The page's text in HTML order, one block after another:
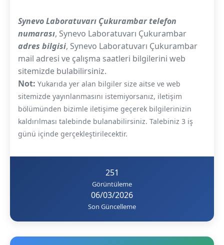
Synevo Laboratuvarı Çukurambar telefon
numarası, Synevo Laboratuvarı Çukurambar
adres bilgisi, Synevo Laboratuvarı Çukurambar
mail adresi ve çalışma saatleri bilgilerini web
sitemizde bulabilirsiniz.
Not: Yukarıda yer alan bilgiler size aitse ve web
sitemizde yayınlanmasını istemiyorsanız, iletişim
bölümünden bizimle iletişime geçerek bilgilerinizin
kaldırılması talebinde bulanabilirsiniz. Talebiniz 3 iş
günü içinde gerçekleştirilecektir.
251
Görüntüleme
06/03/2026
Son Güncelleme